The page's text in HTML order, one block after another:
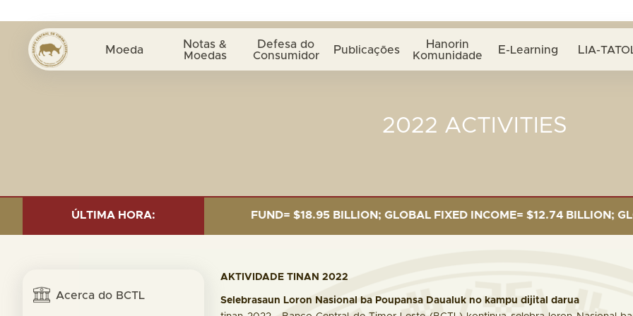
Moeda Notas &
Moedas
Defesa do
Consumidor Publicações Hanorin
Komunidade E-Learning LIA-
2022 ACTIVITIES
ÚLTIMA HORA:
OF 30 SEP. 2025: TOTAL FUND= $18.95 BILLION; GLOBAL FIXED INCOME= $12.74 BILLION; GLOBAL
Acerca do BCTL
AKTIVIDADE TINAN 2022
Selebrasaun Loron Nasional ba Poupansa Daualuk no kampu dijital darua